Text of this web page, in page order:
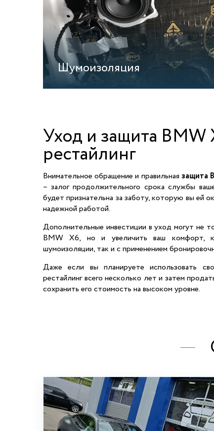
Шумоизоляция
Уход и защита BMW
рестайлинг
Внимательное обращение и правильная защита
– залог продолжительного срока службы
будет признательна за заботу, которую вы ей
надежной работой.
Дополнительные инвестиции в уход могут не
BMW X6, но и увеличить ваш комфорт,
шумоизоляции, так и с применением
Даже если вы планируете использовать
рестайлинг всего несколько лет и затем
сохранить его стоимость на высоком уровне.